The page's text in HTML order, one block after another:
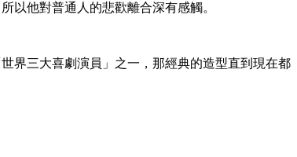
以他對普通人的悲歡離合深有感觸。
界三大喜劇演員」之一，那經典的造型直到現在都